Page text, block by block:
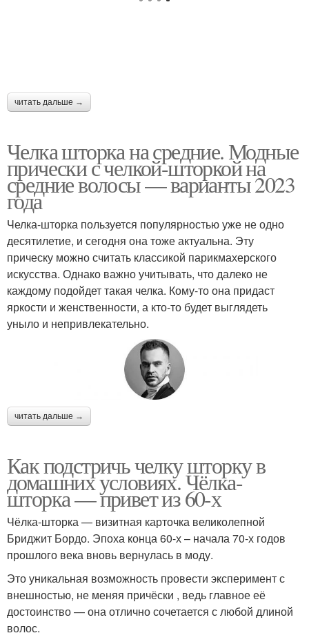
читать дальше →
Челка шторка на средние. Модные
прически с челкой-шторкой на
средние волосы — варианты 2023
года
Челка-шторка пользуется популярностью уже не одно
десятилетие, и сегодня она тоже актуальна. Эту
прическу можно считать классикой парикмахерского
искусства. Однако важно учитывать, что далеко не
каждому подойдет такая челка. Кому-то она придаст
яркости и женственности, а кто-то будет выглядеть
уныло и непривлекательно.
читать дальше →
Как подстричь челку шторку в
домашних условиях. Чёлка-
шторка — привет из 60-х
Чёлка-шторка — визитная карточка великолепной
Бриджит Бордо. Эпоха конца 60-х – начала 70-х годов
прошлого века вновь вернулась в моду.
Это уникальная возможность провести эксперимент с
внешностью, не меняя причёски , ведь главное её
достоинство — она отлично сочетается с любой длиной
волос.